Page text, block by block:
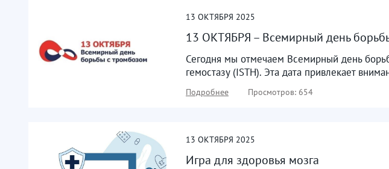
13 ОКТЯБРЯ 2025
13 ОКТЯБРЯ – Всемирный день
Сегодня мы отмечаем Всемирный день
гемостазу (ISTH). Эта дата привлекает
Подробнее Просмотров: 654
13 ОКТЯБРЯ 2025
Игра для здоровья мозга